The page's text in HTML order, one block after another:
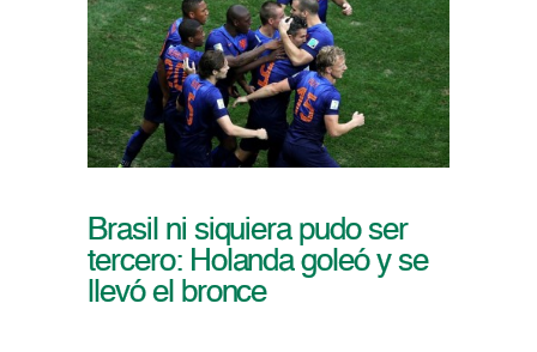
Brasil ni siquiera pudo ser
tercero: Holanda goleó y se
llevó el bronce